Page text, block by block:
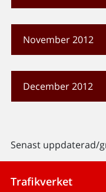
November 2012
December 2012
Senast uppdaterad/
Trafikverket